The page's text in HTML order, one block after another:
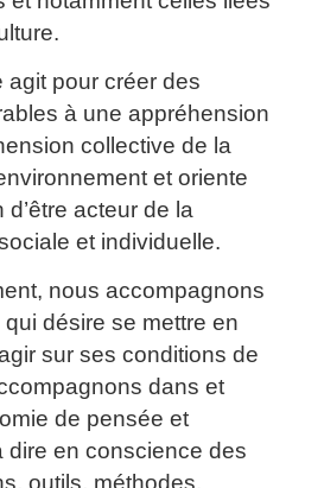
agit pour créer des
à une appréhension
collective de la
et oriente
acteur de la
et individuelle.
nous accompagnons
désire se mettre en
sur ses conditions de
dans et
de pensée et
dire en conscience des
outils, méthodes,